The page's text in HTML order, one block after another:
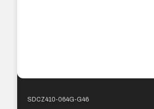
SDCZ410-064G-G46